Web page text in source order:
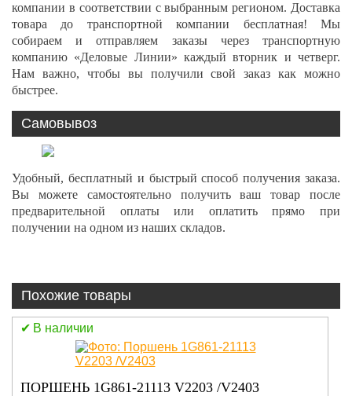
компании в соответствии с выбранным регионом. Доставка
товара до транспортной компании бесплатная! Мы
собираем и отправляем заказы через транспортную
компанию «Деловые Линии» каждый вторник и четверг.
Нам важно, чтобы вы получили свой заказ как можно
быстрее.
Самовывоз
Удобный, бесплатный и быстрый способ получения заказа.
Вы можете самостоятельно получить ваш товар после
предварительной оплаты или оплатить прямо при
получении на одном из наших складов.
Похожие товары
В наличии
ЗВЕЗДА ПРИВОДНАЯ 7199007 АНАЛОГ